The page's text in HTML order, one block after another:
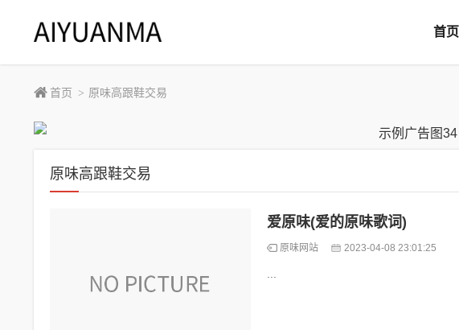
首页
首页 > 原味高跟鞋交易
原味高跟鞋交易
爱原味(爱的原味歌词)
原味网站 2023-04-08 23:01:25